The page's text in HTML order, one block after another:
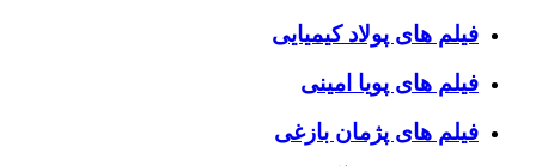
فیلم های پولاد کیمیایی
فیلم های پویا امینی
فیلم های پژمان بازغی